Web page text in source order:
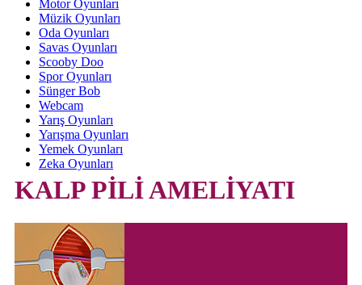
Motor Oyunları
Müzik Oyunları
Oda Oyunları
Savas Oyunları
Scooby Doo
Spor Oyunları
Sünger Bob
Webcam
Yarış Oyunları
Yarışma Oyunları
Yemek Oyunları
Zeka Oyunları
KALP PİLİ AMELİYATI